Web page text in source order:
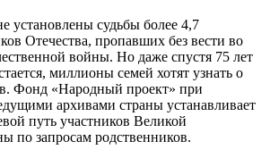
установлены судьбы более 4,7
Отечества, пропавших без вести во
войны. Но даже спустя 75 лет
миллионы семей хотят узнать о
Фонд «Народный проект» при
архивами страны устанавливает
путь участников Великой
по запросам родственников.